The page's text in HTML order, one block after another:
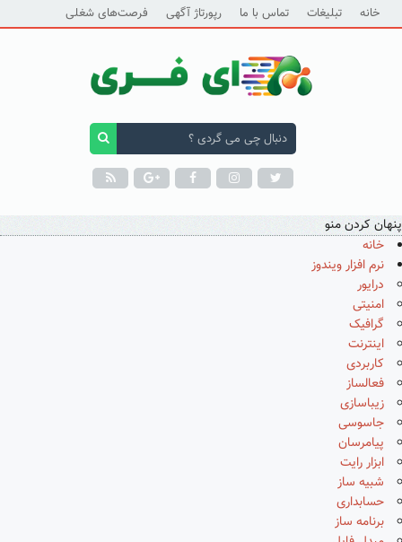
خانه تبلیغات تماس با ما رپورتاژ آگهی فرصت‌های شغلی
پنهان کردن منو
خانه
نرم افزار ویندوز
درایور
امنیتی
گرافیک
اینترنت
کاربردی
فعالساز
زیباسازی
جاسوسی
پیامرسان
ابزار رایت
شبیه ساز
حسابداری
برنامه ساز